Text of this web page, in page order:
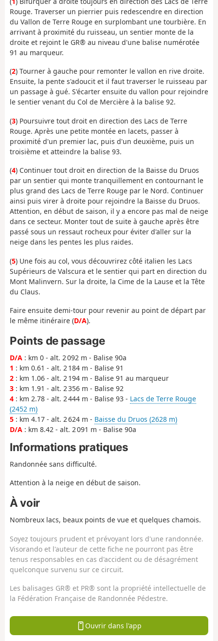
Rouge. Traverser un pierrier puis redescendre en direction
du Vallon de Terre Rouge en surplombant une tourbière. En
arrivant à proximité du ruisseau, un sentier monte de la
droite et rejoint le GR® au niveau d'une balise numérotée
91 au marqueur.
(2) Tourner à gauche pour remonter le vallon en rive droite.
Ensuite, la pente s'adoucit et il faut traverser le ruisseau par
un passage à gué. S'écarter ensuite du vallon pour rejoindre
le sentier venant du Col de Mercière à la balise 92.
(3) Poursuivre tout droit en direction des Lacs de Terre
Rouge. Après une petite montée en lacets, passer à
proximité d'un premier lac, puis d'un deuxième, puis un
troisième et atteindre la balise 93.
(4) Continuer tout droit en direction de la Baisse du Druos
par un sentier qui monte tranquillement en contournant le
plus grand des Lacs de Terre Rouge par le Nord. Continuer
ainsi puis virer à droite pour rejoindre la Baisse du Druos.
Attention, en début de saison, il y a encore pas mal de neige
dans ce secteur. Monter tout de suite à gauche après être
passé sous un ressaut rocheux pour éviter d'aller sur la
neige dans les pentes les plus raides.
(5) Une fois au col, vous découvrirez côté italien les Lacs
Supérieurs de Valscura et le sentier qui part en direction du
Mont Malinvern. Sur la droite, la Cime de la Lause et la Tête
du Claus.
Faire ensuite demi-tour pour revenir au point de départ par
le même itinéraire (D/A).
Points de passage
D/A : km 0 - alt. 2 092 m - Balise 90a
1 : km 0.61 - alt. 2 184 m - Balise 91
2 : km 1.06 - alt. 2 194 m - Balise 91 au marqueur
3 : km 1.91 - alt. 2 356 m - Balise 92
4 : km 2.78 - alt. 2 444 m - Balise 93 - Lacs de Terre Rouge
(2452 m)
5 : km 4.17 - alt. 2 624 m - Baisse du Druos (2628 m)
D/A : km 8.42 - alt. 2 091 m - Balise 90a
Informations pratiques
Randonnée sans difficulté.
Attention à la neige en début de saison.
À voir
Nombreux lacs, beaux points de vue et quelques chamois.
Soyez toujours prudent et prévoyant lors d'une randonnée.
Visorando et l'auteur de cette fiche ne pourront pas être
tenus responsables en cas d'accident ou de désagrément
quelconque survenu sur ce circuit.
Les balisages GR® et PR® sont la propriété intellectuelle de
la Fédération Française de Randonnée Pédestre.
Ouvrir dans l'app